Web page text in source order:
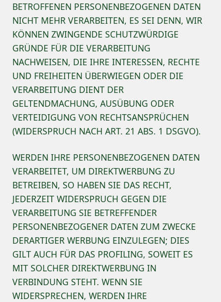
BETROFFENEN PERSONENBEZOGENEN DATEN
NICHT MEHR VERARBEITEN, ES SEI DENN, WIR
KÖNNEN ZWINGENDE SCHUTZWÜRDIGE
GRÜNDE FÜR DIE VERARBEITUNG
NACHWEISEN, DIE IHRE INTERESSEN, RECHTE
UND FREIHEITEN ÜBERWIEGEN ODER DIE
VERARBEITUNG DIENT DER
GELTENDMACHUNG, AUSÜBUNG ODER
VERTEIDIGUNG VON RECHTSANSPRÜCHEN
(WIDERSPRUCH NACH ART. 21 ABS. 1 DSGVO).
WERDEN IHRE PERSONENBEZOGENEN DATEN
VERARBEITET, UM DIREKTWERBUNG ZU
BETREIBEN, SO HABEN SIE DAS RECHT,
JEDERZEIT WIDERSPRUCH GEGEN DIE
VERARBEITUNG SIE BETREFFENDER
PERSONENBEZOGENER DATEN ZUM ZWECKE
DERARTIGER WERBUNG EINZULEGEN; DIES
GILT AUCH FÜR DAS PROFILING, SOWEIT ES
MIT SOLCHER DIREKTWERBUNG IN
VERBINDUNG STEHT. WENN SIE
WIDERSPRECHEN, WERDEN IHRE